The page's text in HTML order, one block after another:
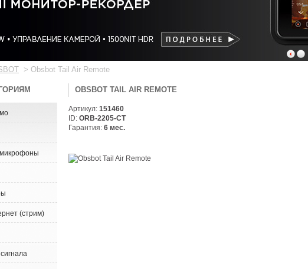
1
> Obsbot Tail Air Remote
(стрим)
OBSBOT TAIL AIR REMOTE
Артикул: 151460
ID: ORB-2205-CT
Гарантия: 6 мес.